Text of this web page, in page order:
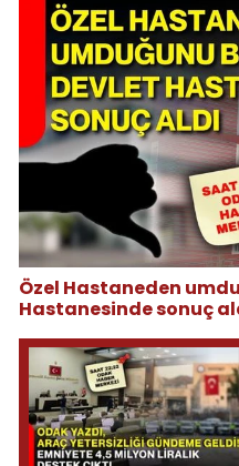
Özel Hastaneden
Hastanesinde sonuç